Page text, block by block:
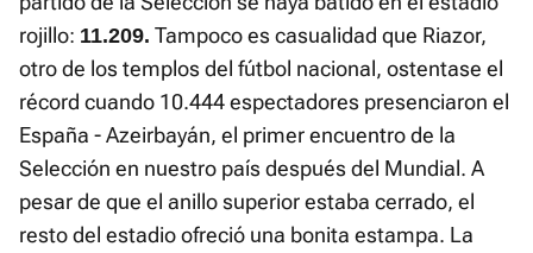
rojillo: 11.209. Tampoco es casualidad que Riazor,
otro de los templos del fútbol nacional, ostentase el
récord cuando 10.444 espectadores presenciaron el
España - Azeirbayán, el primer encuentro de la
Selección en nuestro país después del Mundial. A
pesar de que el anillo superior estaba cerrado, el
resto del estadio ofreció una bonita estampa. La